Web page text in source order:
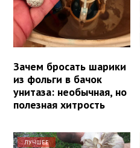
Зачем бросать шарики
из фольги в бачок
унитаза: необычная, но
полезная хитрость
ЛУЧШЕЕ